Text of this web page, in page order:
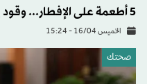
5 أطعمة على الإفطار... وقود يومي لتعزيز الذاكرة والتركيز
الخميس 16/04 - 15:24
صحتك